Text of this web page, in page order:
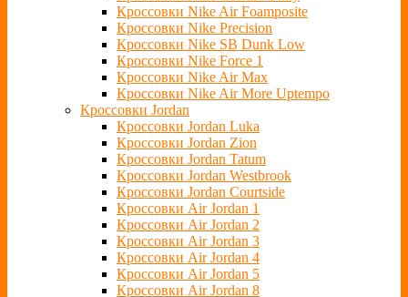
Кроссовки Nike Air Foamposite
Кроссовки Nike Precision
Кроссовки Nike SB Dunk Low
Кроссовки Nike Force 1
Кроссовки Nike Air Max
Кроссовки Nike Air More Uptempo
Кроссовки Jordan
Кроссовки Jordan Luka
Кроссовки Jordan Zion
Кроссовки Jordan Tatum
Кроссовки Jordan Westbrook
Кроссовки Jordan Courtside
Кроссовки Air Jordan 1
Кроссовки Air Jordan 2
Кроссовки Air Jordan 3
Кроссовки Air Jordan 4
Кроссовки Air Jordan 5
Кроссовки Air Jordan 8